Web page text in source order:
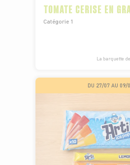
TOMATE CERISE EN
Catégorie 1
La barquette
DU 27/07 AU 09/